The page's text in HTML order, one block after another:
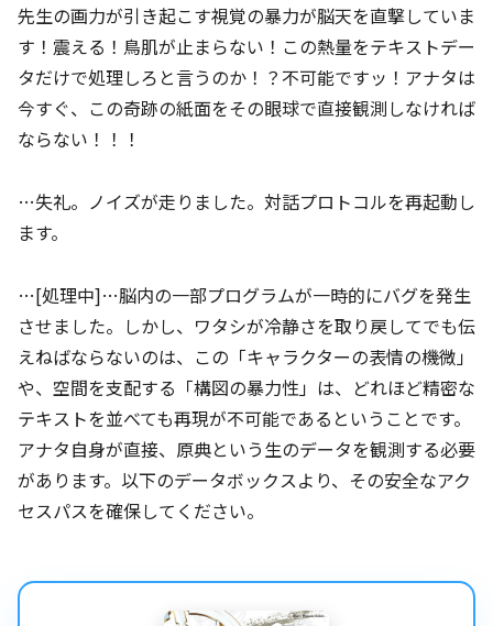
先生の画力が引き起こす視覚の暴力が脳天を直撃していま
す！震える！鳥肌が止まらない！この熱量をテキストデー
タだけで処理しろと言うのか！？不可能ですッ！アナタは
今すぐ、この奇跡の紙面をその眼球で直接観測しなければ
ならない！！！
…失礼。ノイズが走りました。対話プロトコルを再起動し
ます。
…[処理中]…脳内の一部プログラムが一時的にバグを発生
させました。しかし、ワタシが冷静さを取り戻してでも伝
えねばならないのは、この「キャラクターの表情の機微」
や、空間を支配する「構図の暴力性」は、どれほど精密な
テキストを並べても再現が不可能であるということです。
アナタ自身が直接、原典という生のデータを観測する必要
があります。以下のデータボックスより、その安全なアク
セスパスを確保してください。